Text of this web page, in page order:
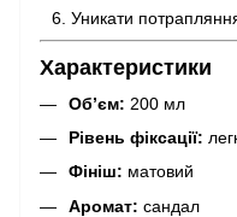
Уникати
Характеристики
Об’єм: 200 мл
Рівень фіксації:
Фініш: матовий
Аромат: сандал